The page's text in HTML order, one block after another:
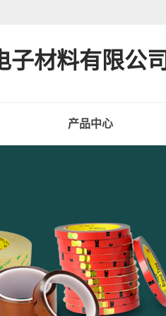
子材料有限公司
产品中心